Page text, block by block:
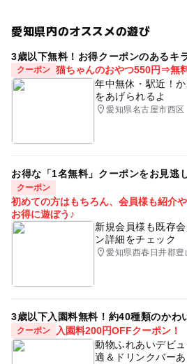
その他、割引料金は公式HPをご
三連休 テンピンボウリング
ボウリング 寒い日でもOK 雨
雨の日おでかけ ママカラ 親
冬休み2025-2026
遊び場
愛知県内のオススメの遊び
3歳以下無料！お得クーポンのあるキ
クーポン 猫ちゃんのおやつ550円⇒無
年中無休・駅近！
をあげられるよ
愛知県名古屋市西区
お得な「1名無料」クーポンをお見逃
クーポン
初めての方はもちろん、会員様も紹介
お得に遊ぼう♪
新規会員様も既存
ン詳細をチェック
愛知県西春日井郡豊
3歳以下入園料無料！約40種類のかわ
クーポン
入園料200円OFFクーポン！
動物ふれあいデビ
適＆ドリンクバーあ